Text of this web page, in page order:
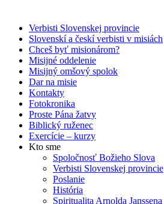
Verbisti Slovenskej provincie
Slovenskí a českí verbisti v misiách
Chceš byť misionárom?
Misijné oddelenie
Misijný omšový spolok
Dar na misie
Kontakty
Fotokronika
Proste Pána žatvy
Biblický ruženec
Exercície – kurzy
Kto sme
Spoločnosť Božieho Slova
Verbisti Slovenskej provincie
Poslanie
História
Spiritualita Arnolda Janssena